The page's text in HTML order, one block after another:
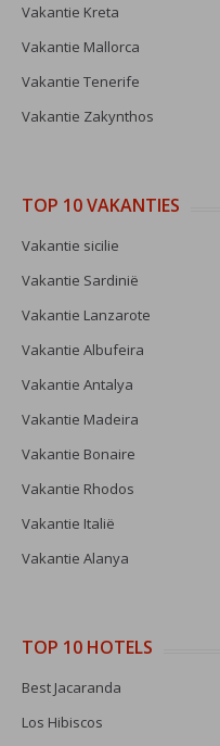
Vakantie Kreta
Vakantie Mallorca
Vakantie Tenerife
Vakantie Zakynthos
TOP 10 VAKANTIES
Vakantie sicilie
Vakantie Sardinië
Vakantie Lanzarote
Vakantie Albufeira
Vakantie Antalya
Vakantie Madeira
Vakantie Bonaire
Vakantie Rhodos
Vakantie Italië
Vakantie Alanya
TOP 10 HOTELS
Best Jacaranda
Los Hibiscos